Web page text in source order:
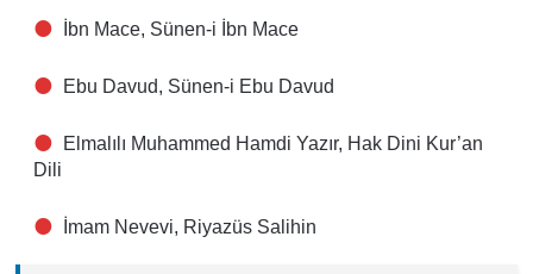
İbn Mace, Sünen-i İbn Mace
Ebu Davud, Sünen-i Ebu Davud
Elmalılı Muhammed Hamdi Yazır, Hak Dini Kur’an
Dili
İmam Nevevi, Riyazüs Salihin